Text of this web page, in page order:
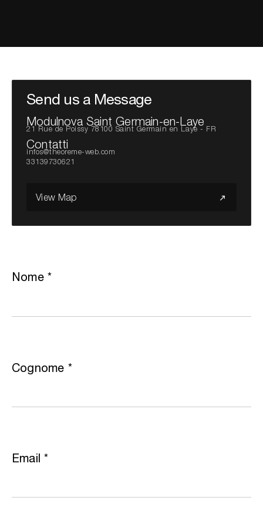
Send us a Message
Modulnova Saint Germain-en-Laye
21 Rue de Poissy 78100 Saint Germain en Laye - FR
Contatti
infos@theoreme-web.com
33139730621
View Map
Nome*
Cognome *
Email *